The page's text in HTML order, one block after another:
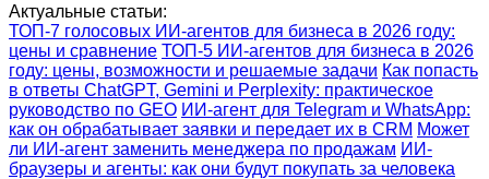
Актуальные статьи:
ТОП-7 голосовых ИИ-агентов для бизнеса в 2026 году:
цены и сравнение ТОП-5 ИИ-агентов для бизнеса в 2026
году: цены, возможности и решаемые задачи Как попасть
в ответы ChatGPT, Gemini и Perplexity: практическое
руководство по GEO ИИ-агент для Telegram и WhatsApp:
как он обрабатывает заявки и передает их в CRM Может
ли ИИ-агент заменить менеджера по продажам ИИ-
браузеры и агенты: как они будут покупать за человека